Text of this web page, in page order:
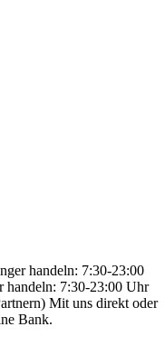
handeln: 7:30-23:00
handeln: 7:30-23:00 Uhr
Mit uns direkt oder
Bank.